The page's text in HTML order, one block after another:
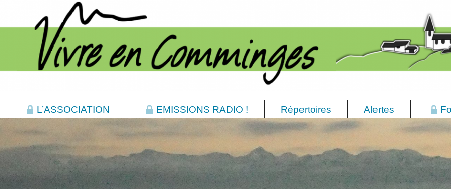
L’ASSOCIATION EMISSIONS RADIO ! Répertoires Alertes